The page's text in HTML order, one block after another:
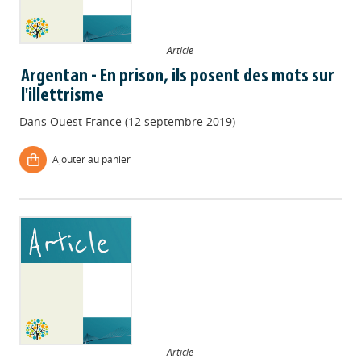
Article
Argentan - En prison, ils posent des mots sur
l'illettrisme
Dans Ouest France (12 septembre 2019)
Ajouter au panier
Article